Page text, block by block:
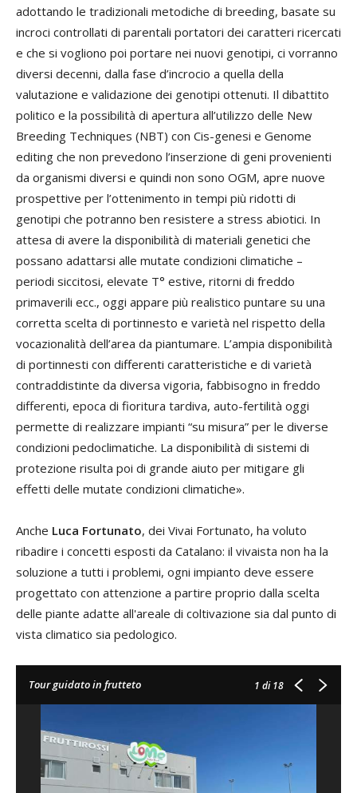
adottando le tradizionali metodiche di breeding, basate su
incroci controllati di parentali portatori dei caratteri ricercati
e che si vogliono poi portare nei nuovi genotipi, ci vorranno
diversi decenni, dalla fase d’incrocio a quella della
valutazione e validazione dei genotipi ottenuti. Il dibattito
politico e la possibilità di apertura all’utilizzo delle New
Breeding Techniques (NBT) con Cis-genesi e Genome
editing che non prevedono l’inserzione di geni provenienti
da organismi diversi e quindi non sono OGM, apre nuove
prospettive per l’ottenimento in tempi più ridotti di
genotipi che potranno ben resistere a stress abiotici. In
attesa di avere la disponibilità di materiali genetici che
possano adattarsi alle mutate condizioni climatiche –
periodi siccitosi, elevate T° estive, ritorni di freddo
primaverili ecc., oggi appare più realistico puntare su una
corretta scelta di portinnesto e varietà nel rispetto della
vocazionalità dell’area da piantumare. L’ampia disponibilità
di portinnesti con differenti caratteristiche e di varietà
contraddistinte da diversa vigoria, fabbisogno in freddo
differenti, epoca di fioritura tardiva, auto-fertilità oggi
permette di realizzare impianti “su misura” per le diverse
condizioni pedoclimatiche. La disponibilità di sistemi di
protezione risulta poi di grande aiuto per mitigare gli
effetti delle mutate condizioni climatiche».
Anche Luca Fortunato, dei Vivai Fortunato, ha voluto
ribadire i concetti esposti da Catalano: il vivaista non ha la
soluzione a tutti i problemi, ogni impianto deve essere
progettato con attenzione a partire proprio dalla scelta
delle piante adatte all'areale di coltivazione sia dal punto di
vista climatico sia pedologico.
Tour guidato in frutteto 1 di 18